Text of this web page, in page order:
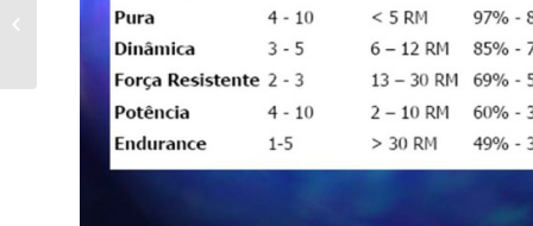
Academia realizam
laboratórios de
capacitação todas...